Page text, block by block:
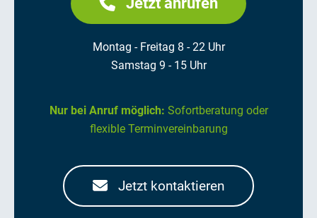
Montag - Freitag 8 - 22 Uhr
Samstag 9 - 15 Uhr
Nur bei Anruf möglich: Sofortberatung oder
flexible Terminvereinbarung
Jetzt kontaktieren